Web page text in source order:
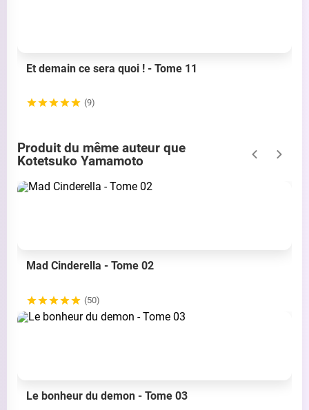
Et demain ce sera quoi ! - Tome 11
(9)
Produit du même auteur que
Kotetsuko Yamamoto
Mad Cinderella - Tome 02
(50)
Le bonheur du demon - Tome 03